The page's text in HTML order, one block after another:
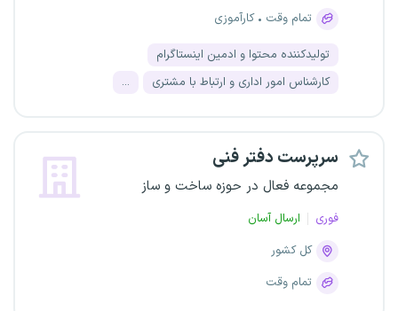
تمام وقت
کارآموزی
تولیدکننده محتوا و ادمین اینستاگرام
کارشناس امور اداری و ارتباط با مشتری
...
سرپرست دفتر فنی
مجموعه فعال در حوزه ساخت و ساز
فوری
ارسال آسان
کل کشور
تمام وقت